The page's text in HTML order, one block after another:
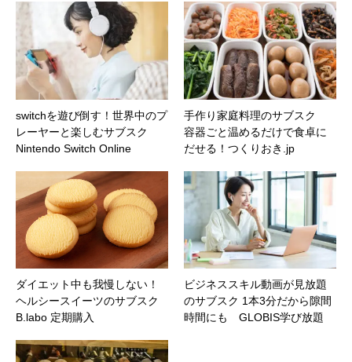
switchを遊び倒す！世界中のプ
レーヤーと楽しむサブスク
Nintendo Switch Online
手作り家庭料理のサブスク
容器ごと温めるだけで食卓に
だせる！つくりおき.jp
ダイエット中も我慢しない！
ヘルシースイーツのサブスク
B.labo 定期購入
ビジネススキル動画が見放題
のサブスク 1本3分だから隙間
時間にも GLOBIS学び放題